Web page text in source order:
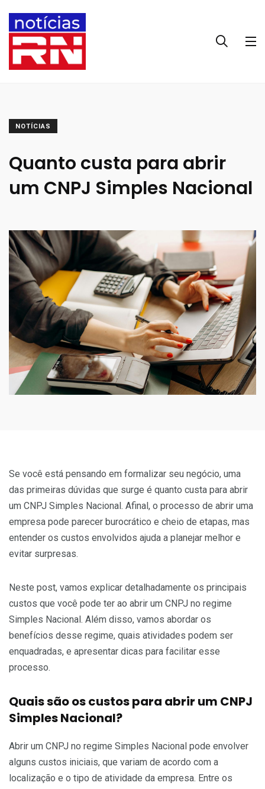
NOTÍCIAS
Quanto custa para abrir
um CNPJ Simples Nacional
Se você está pensando em formalizar seu negócio, uma
das primeiras dúvidas que surge é quanto custa para abrir
um CNPJ Simples Nacional. Afinal, o processo de abrir uma
empresa pode parecer burocrático e cheio de etapas, mas
entender os custos envolvidos ajuda a planejar melhor e
evitar surpresas.
Neste post, vamos explicar detalhadamente os principais
custos que você pode ter ao abrir um CNPJ no regime
Simples Nacional. Além disso, vamos abordar os
benefícios desse regime, quais atividades podem ser
enquadradas, e apresentar dicas para facilitar esse
processo.
Quais são os custos para abrir um CNPJ
Simples Nacional?
Abrir um CNPJ no regime Simples Nacional pode envolver
alguns custos iniciais, que variam de acordo com a
localização e o tipo de atividade da empresa. Entre os